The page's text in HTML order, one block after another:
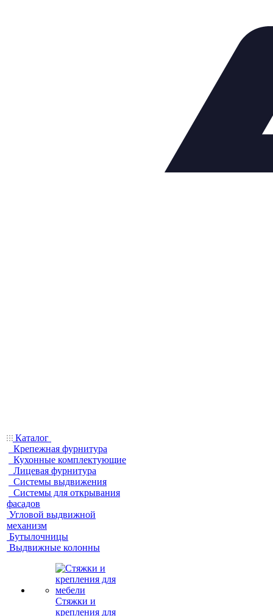
Каталог
Крепежная фурнитура
Кухонные комплектующие
Лицевая фурнитура
Системы выдвижения
Системы для открывания
фасадов
Угловой выдвижной
механизм
Бутылочницы
Выдвижные колонны
Стяжки и
крепления для